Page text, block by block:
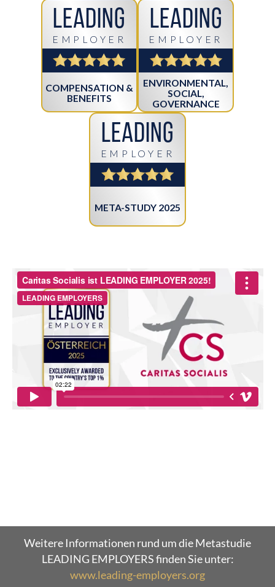
Leading
EMPLOYER
COMPENSATION &
BENEFITS
Leading
EMPLOYER
ENVIRONMENTAL,
SOCIAL,
GOVERNANCE
Leading
EMPLOYER
META-STUDY 2025
Weitere Informationen rund um die Metastudie
LEADING EMPLOYERS finden Sie unter:
www.leading-employers.org